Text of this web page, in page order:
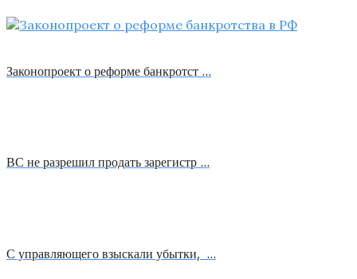
Законопроект о реформе банкротст …
ВС не разрешил продать зарегистр …
С управляющего взыскали убытки, …